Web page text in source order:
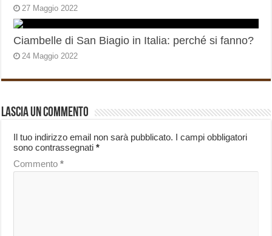
27 Maggio 2022
Ciambelle di San Biagio in Italia: perché si fanno?
24 Maggio 2022
Lascia un commento
Il tuo indirizzo email non sarà pubblicato. I campi obbligatori
sono contrassegnati*
Commento*